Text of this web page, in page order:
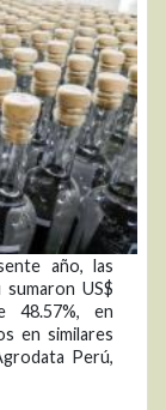
año, las
US$
48.57%, en
en similares
Perú,